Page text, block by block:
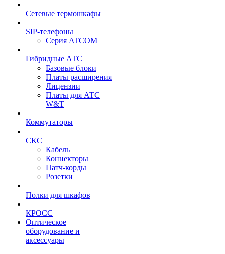
Сетевые термошкафы
SIP-телефоны
Серия ATCOM
Гибридные АТС
Базовые блоки
Платы расширения
Лицензии
Платы для АТС
W&T
Коммутаторы
СКС
Кабель
Коннекторы
Патч-корды
Розетки
Полки для шкафов
КРОСС
Оптическое
оборудование и
аксессуары